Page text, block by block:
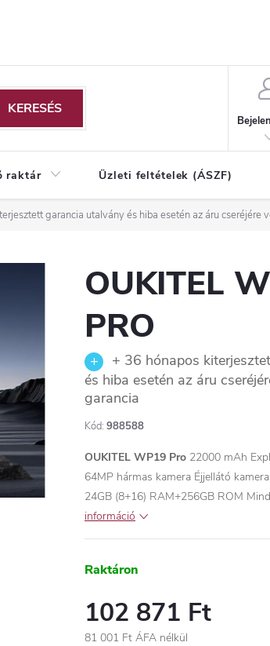
KERESÉS
raktár Üzleti feltételek (ÁSZF)
garancia utalvány és hiba esetén az áru cseréjére
OUKITEL
PRO
+ 36 hónapos
és hiba esetén az áru
garancia
Kód: 988588
OUKITEL WP19 Pro 22000 mAh
64MP hármas kamera Éjjellátó
24GB (8+16) RAM+256GB ROM
információ
Raktáron
102 871 Ft
81 001 Ft ÁFA nélkül